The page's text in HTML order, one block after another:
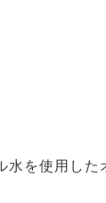
水を使用した